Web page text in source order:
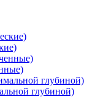
глубиной)